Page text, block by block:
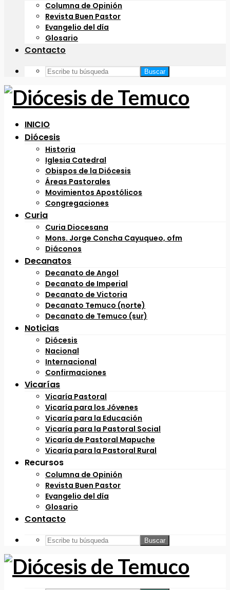
Columna de Opinión
Revista Buen Pastor
Evangelio del día
Glosario
Contacto
Buscar
INICIO
Diócesis
Historia
Iglesia Catedral
Obispos de la Diócesis
Áreas Pastorales
Movimientos Apostólicos
Congregaciones
Curia
Curia Diocesana
Mons. Jorge Concha Cayuqueo, ofm
Diáconos
Decanatos
Decanato de Angol
Decanato de Imperial
Decanato de Victoria
Decanato Temuco (norte)
Decanato de Temuco (sur)
Noticias
Diócesis
Nacional
Internacional
Confirmaciones
Vicarías
Vicaría Pastoral
Vicaría para los Jóvenes
Vicaría para la Educación
Vicaría para la Pastoral Social
Vicaría de Pastoral Mapuche
Vicaría para la Pastoral Rural
Recursos
Columna de Opinión
Revista Buen Pastor
Evangelio del día
Glosario
Contacto
Buscar